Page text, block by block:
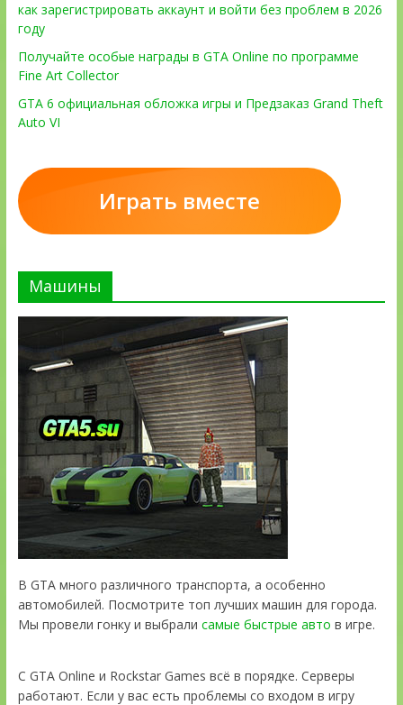
как зарегистрировать аккаунт и войти без проблем в 2026
году
Получайте особые награды в GTA Online по программе
Fine Art Collector
GTA 6 официальная обложка игры и Предзаказ Grand Theft
Auto VI
Играть вместе
Машины
В GTA много различного транспорта, а особенно
автомобилей. Посмотрите топ лучших машин для города.
Мы провели гонку и выбрали самые быстрые авто в игре.
С GTA Online и Rockstar Games всё в порядке. Серверы
работают. Если у вас есть проблемы со входом в игру